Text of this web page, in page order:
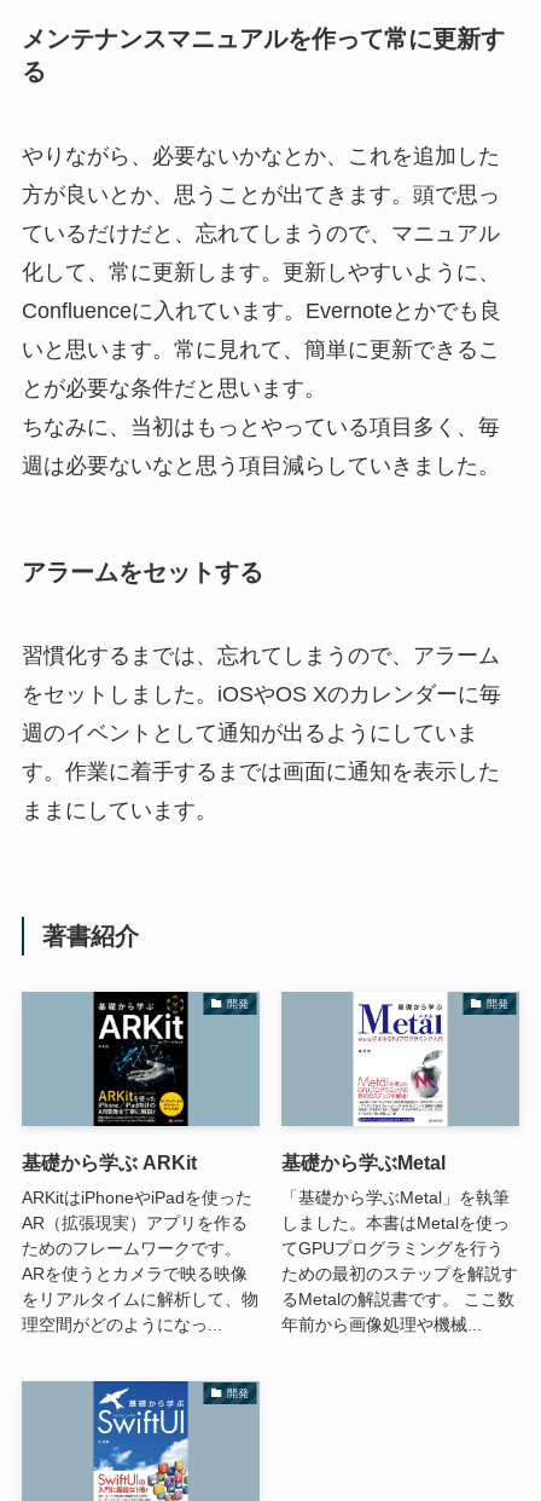
メンテナンスマニュアルを作って常に更新す
る
やりながら、必要ないかなとか、これを追加した
方が良いとか、思うことが出てきます。頭で思っ
ているだけだと、忘れてしまうので、マニュアル
化して、常に更新します。更新しやすいように、
Confluenceに入れています。Evernoteとかでも良
いと思います。常に見れて、簡単に更新できるこ
とが必要な条件だと思います。
ちなみに、当初はもっとやっている項目多く、毎
週は必要ないなと思う項目減らしていきました。
アラームをセットする
習慣化するまでは、忘れてしまうので、アラーム
をセットしました。iOSやOS Xのカレンダーに毎
週のイベントとして通知が出るようにしていま
す。作業に着手するまでは画面に通知を表示した
ままにしています。
著書紹介
開発
基礎から学ぶ ARKit
ARKitはiPhoneやiPadを使った
AR（拡張現実）アプリを作る
ためのフレームワークです。
ARを使うとカメラで映る映像
をリアルタイムに解析して、物
理空間がどのようになっ...
開発
基礎から学ぶMetal
「基礎から学ぶMetal」を執筆
しました。本書はMetalを使っ
てGPUプログラミングを行う
ための最初のステップを解説す
るMetalの解説書です。 ここ数
年前から画像処理や機械...
開発